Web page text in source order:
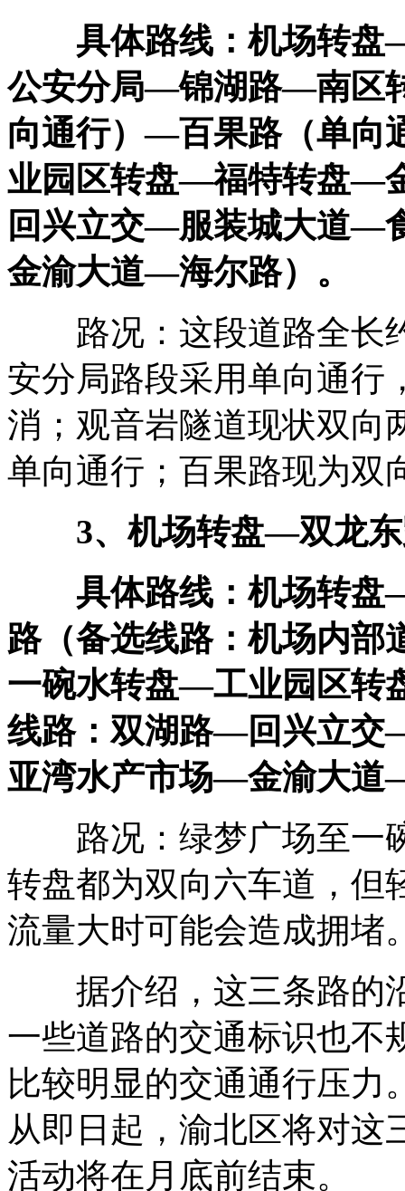
具体路线：机场转盘—
公安分局—锦湖路—南区
向通行）—百果路（单
业园区转盘—福特转盘—
回兴立交—服装城大道—
金渝大道—海尔路）。
路况：这段道路全长
安分局路段采用单向通行
消；观音岩隧道现状双向
单向通行；百果路现为双
3、机场转盘—双龙
具体路线：机场转盘—
路（备选线路：机场内
一碗水转盘—工业园区
线路：双湖路—回兴立
亚湾水产市场—金渝大道
路况：绿梦广场至一
转盘都为双向六车道，但
流量大时可能会造成拥堵
据介绍，这三条路的
一些道路的交通标识也不
比较明显的交通通行压力
从即日起，渝北区将对这
活动将在月底前结束。